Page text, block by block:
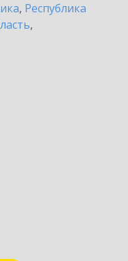
, Республика
,